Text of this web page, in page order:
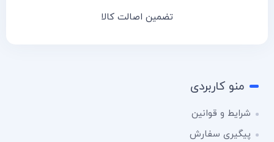
تضمین اصالت کالا
منو کاربردی
شرایط و قوانین
پیگیری سفارش